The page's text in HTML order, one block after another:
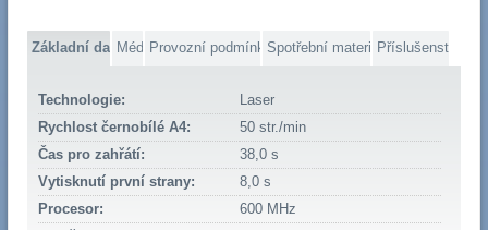
Základní dataMédiaProvozní podmínkySpotřební materiálPříslušenství
Technologie:
Laser
Rychlost černobílé A4:
50 str./min
Čas pro zahřátí:
38,0 s
Vytisknutí první strany:
8,0 s
Procesor:
600 MHz